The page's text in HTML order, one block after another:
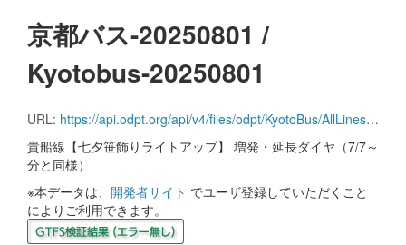
京都バス-20250801 /
Kyotobus-20250801
URL: https://api.odpt.org/api/v4/files/odpt/KyotoBus/AllLinesAnotherversion.zip?date=20250801&acl:consumerKey=[アクセストークン/YOUR_ACCESS_TOKEN]
貴船線【七夕笹飾りライトアップ】 増発・延長ダイヤ（7/7～
分と同様）
※本データは、 開発者サイト でユーザ登録していただくこと
によりご利用できます。